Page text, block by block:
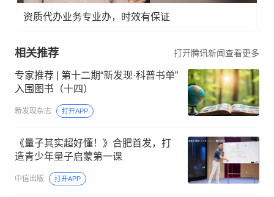
资质代办业务专业办，时效有保证
相关推荐 打开腾讯新闻查看更多
专家推荐 | 第十二期“新发现·科普书单”
入围图书（十四）
新发现杂志 打开APP
《量子其实超好懂！》合肥首发，打
造青少年量子启蒙第一课
中信出版 打开APP